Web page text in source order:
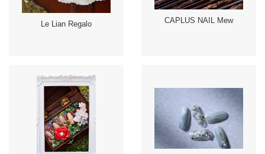
Le Lian Regalo CAPLUS NAIL Mew